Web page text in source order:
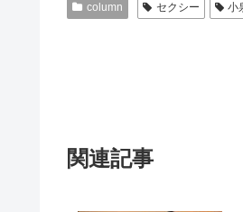
column セクシー 小
関連記事